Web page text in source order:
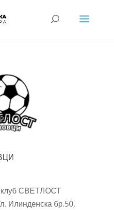
клуб СВЕТЛОСТ
Илинденска бр.50,